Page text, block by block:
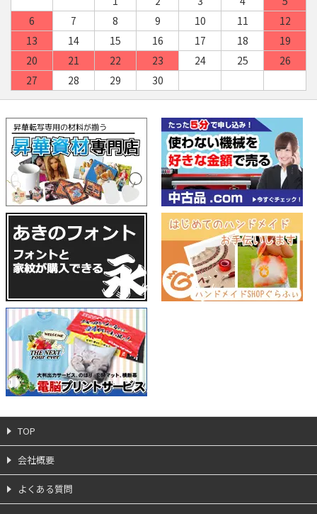
6
7 8 9 10 11
12
13
14 15 16 17 18
19
20
21 22 23 24 25
26
27
28 29 30
TOP
会社概要
よくある質問